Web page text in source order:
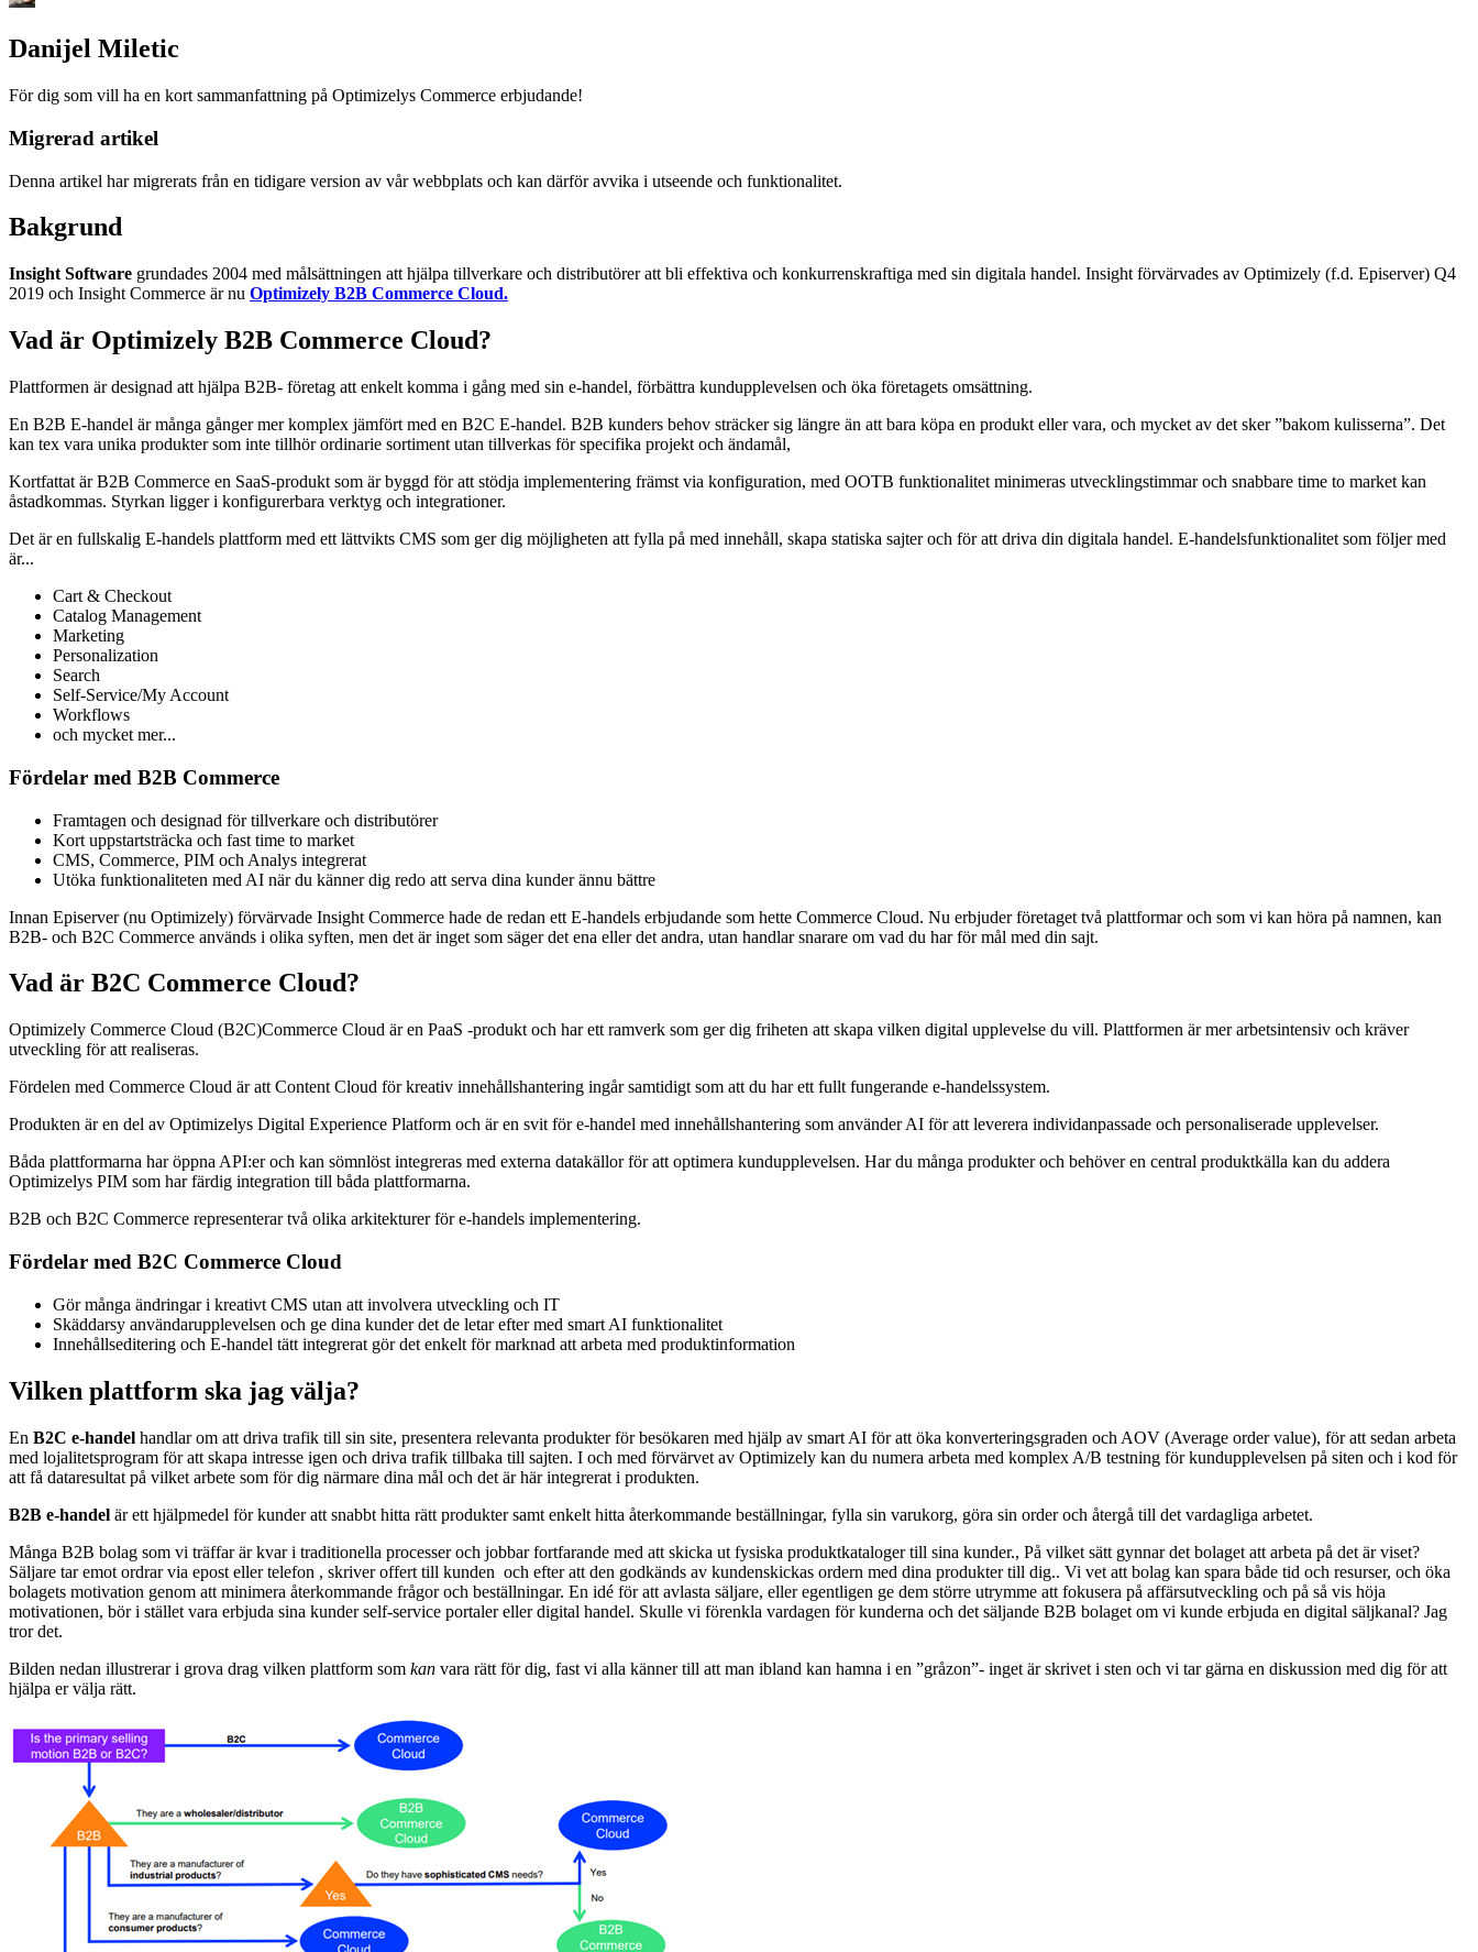
Danijel Miletic
För dig som vill ha en kort sammanfattning på Optimizelys Commerce erbjudande!
Migrerad artikel
Denna artikel har migrerats från en tidigare version av vår webbplats och kan därför avvika i utseende och funktionalitet.
Bakgrund
Insight Software grundades 2004 med målsättningen att hjälpa tillverkare och distributörer att bli effektiva och konkurrenskraftiga med sin digitala handel. Insight förvärvades av Optimizely (f.d. Episerver) Q4
2019 och Insight Commerce är nu Optimizely B2B Commerce Cloud.
Vad är Optimizely B2B Commerce Cloud?
Plattformen är designad att hjälpa B2B- företag att enkelt komma i gång med sin e-handel, förbättra kundupplevelsen och öka företagets omsättning.
En B2B E-handel är många gånger mer komplex jämfört med en B2C E-handel. B2B kunders behov sträcker sig längre än att bara köpa en produkt eller vara, och mycket av det sker ”bakom kulisserna”. Det
kan tex vara unika produkter som inte tillhör ordinarie sortiment utan tillverkas för specifika projekt och ändamål,
Kortfattat är B2B Commerce en SaaS-produkt som är byggd för att stödja implementering främst via konfiguration, med OOTB funktionalitet minimeras utvecklingstimmar och snabbare time to market kan
åstadkommas. Styrkan ligger i konfigurerbara verktyg och integrationer.
Det är en fullskalig E-handels plattform med ett lättvikts CMS som ger dig möjligheten att fylla på med innehåll, skapa statiska sajter och för att driva din digitala handel. E-handelsfunktionalitet som följer med
är...
Cart & Checkout
Catalog Management
Marketing
Personalization
Search
Self-Service/My Account
Workflows
och mycket mer...
Fördelar med B2B Commerce
Framtagen och designad för tillverkare och distributörer
Kort uppstartsträcka och fast time to market
CMS, Commerce, PIM och Analys integrerat
Utöka funktionaliteten med AI när du känner dig redo att serva dina kunder ännu bättre
Innan Episerver (nu Optimizely) förvärvade Insight Commerce hade de redan ett E-handels erbjudande som hette Commerce Cloud. Nu erbjuder företaget två plattformar och som vi kan höra på namnen, kan
B2B- och B2C Commerce används i olika syften, men det är inget som säger det ena eller det andra, utan handlar snarare om vad du har för mål med din sajt.
Vad är B2C Commerce Cloud?
Optimizely Commerce Cloud (B2C)Commerce Cloud är en PaaS -produkt och har ett ramverk som ger dig friheten att skapa vilken digital upplevelse du vill. Plattformen är mer arbetsintensiv och kräver
utveckling för att realiseras.
Fördelen med Commerce Cloud är att Content Cloud för kreativ innehållshantering ingår samtidigt som att du har ett fullt fungerande e-handelssystem.
Produkten är en del av Optimizelys Digital Experience Platform och är en svit för e-handel med innehållshantering som använder AI för att leverera individanpassade och personaliserade upplevelser.
Båda plattformarna har öppna API:er och kan sömnlöst integreras med externa datakällor för att optimera kundupplevelsen. Har du många produkter och behöver en central produktkälla kan du addera
Optimizelys PIM som har färdig integration till båda plattformarna.
B2B och B2C Commerce representerar två olika arkitekturer för e-handels implementering.
Fördelar med B2C Commerce Cloud
Gör många ändringar i kreativt CMS utan att involvera utveckling och IT
Skäddarsy användarupplevelsen och ge dina kunder det de letar efter med smart AI funktionalitet
Innehållseditering och E-handel tätt integrerat gör det enkelt för marknad att arbeta med produktinformation
Vilken plattform ska jag välja?
En B2C e-handel handlar om att driva trafik till sin site, presentera relevanta produkter för besökaren med hjälp av smart AI för att öka konverteringsgraden och AOV (Average order value), för att sedan arbeta
med lojalitetsprogram för att skapa intresse igen och driva trafik tillbaka till sajten. I och med förvärvet av Optimizely kan du numera arbeta med komplex A/B testning för kundupplevelsen på siten och i kod för
att få dataresultat på vilket arbete som för dig närmare dina mål och det är här integrerat i produkten.
B2B e-handel är ett hjälpmedel för kunder att snabbt hitta rätt produkter samt enkelt hitta återkommande beställningar, fylla sin varukorg, göra sin order och återgå till det vardagliga arbetet.
Många B2B bolag som vi träffar är kvar i traditionella processer och jobbar fortfarande med att skicka ut fysiska produktkataloger till sina kunder., På vilket sätt gynnar det bolaget att arbeta på det är viset?
Säljare tar emot ordrar via epost eller telefon , skriver offert till kunden och efter att den godkänds av kundenskickas ordern med dina produkter till dig.. Vi vet att bolag kan spara både tid och resurser, och öka
bolagets motivation genom att minimera återkommande frågor och beställningar. En idé för att avlasta säljare, eller egentligen ge dem större utrymme att fokusera på affärsutveckling och på så vis höja
motivationen, bör i stället vara erbjuda sina kunder self-service portaler eller digital handel. Skulle vi förenkla vardagen för kunderna och det säljande B2B bolaget om vi kunde erbjuda en digital säljkanal? Jag
tror det.
Bilden nedan illustrerar i grova drag vilken plattform som kan vara rätt för dig, fast vi alla känner till att man ibland kan hamna i en ”gråzon”- inget är skrivet i sten och vi tar gärna en diskussion med dig för att
hjälpa er välja rätt.